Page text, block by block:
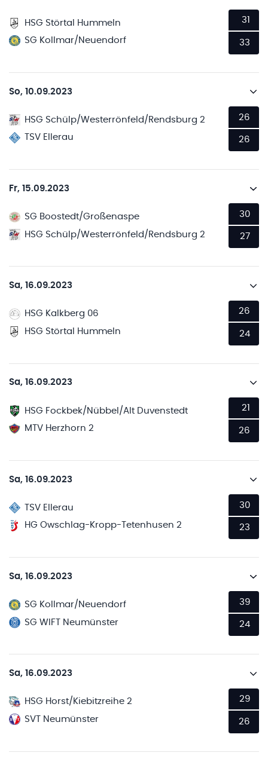
HSG Störtal Hummeln
SG Kollmar/Neuendorf
31
33
So, 10.09.2023
HSG Schülp/Westerrönfeld/Rendsburg 2
TSV Ellerau
26
26
Fr, 15.09.2023
SG Boostedt/Großenaspe
HSG Schülp/Westerrönfeld/Rendsburg 2
30
27
Sa, 16.09.2023
HSG Kalkberg 06
HSG Störtal Hummeln
26
24
Sa, 16.09.2023
HSG Fockbek/Nübbel/Alt Duvenstedt
MTV Herzhorn 2
21
26
Sa, 16.09.2023
TSV Ellerau
HG Owschlag-Kropp-Tetenhusen 2
30
23
Sa, 16.09.2023
SG Kollmar/Neuendorf
SG WIFT Neumünster
39
24
Sa, 16.09.2023
HSG Horst/Kiebitzreihe 2
SVT Neumünster
29
26